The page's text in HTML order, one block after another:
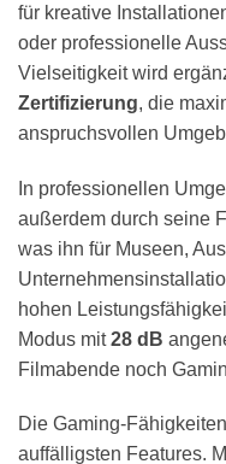
für kreative
oder professionelle
Vielseitigkeit wird
Zertifizierung, die
anspruchsvollen
In professionellen
außerdem durch seine
was ihn für Museen,
hohen
Modus mit28 dB
Filmabende noch
Die Gaming-
auffälligsten Features.